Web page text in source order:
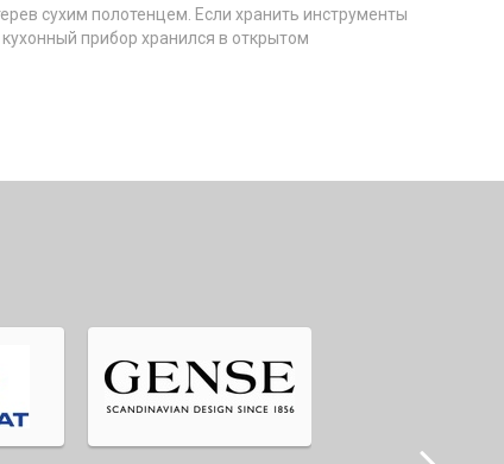
сухим полотенцем. Если хранить инструменты
прибор хранился в открытом